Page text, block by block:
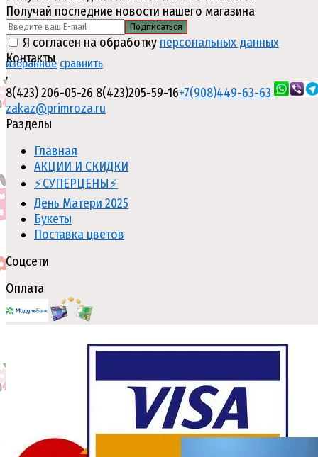
избранное сравнить
Получай последние новости нашего магазина
Подписаться
Я согласен на обработку персональных данных
Контакты
,
8(423) 206-05-26 8(423)205-59-16+7(908)449-63-63
zakaz@primroza.ru
Разделы
Главная
АКЦИИ И СКИДКИ
⚡СУПЕРЦЕНЫ⚡
День Матери 2025
Букеты
Поставка цветов
Соцсети
Оплата